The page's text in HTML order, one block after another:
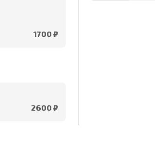
1700 ₽
2600 ₽